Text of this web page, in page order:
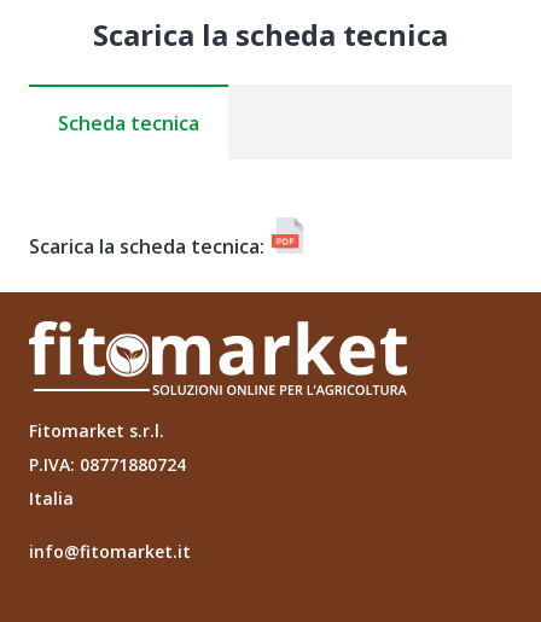
Scarica la scheda tecnica
Scheda tecnica
Scarica la scheda tecnica:
Fitomarket s.r.l.
P.IVA: 08771880724
Italia
info@fitomarket.it